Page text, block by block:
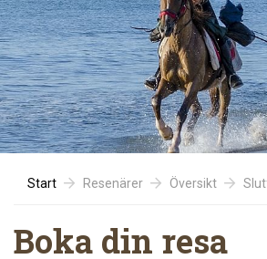
Start Resenärer Översikt
Boka din resa